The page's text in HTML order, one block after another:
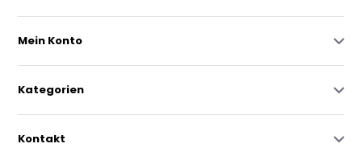
Mein Konto
Kategorien
Kontakt